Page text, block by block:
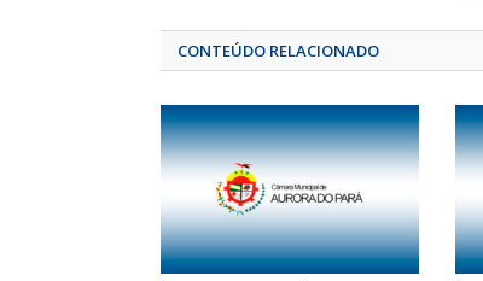
CONTEÚDO RELACIONADO